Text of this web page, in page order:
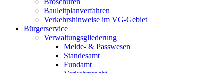
Broschüren
Bauleitplanverfahren
Verkehrshinweise im VG-Gebiet
Bürgerservice
Verwaltungsgliederung
Melde- & Passwesen
Standesamt
Fundamt